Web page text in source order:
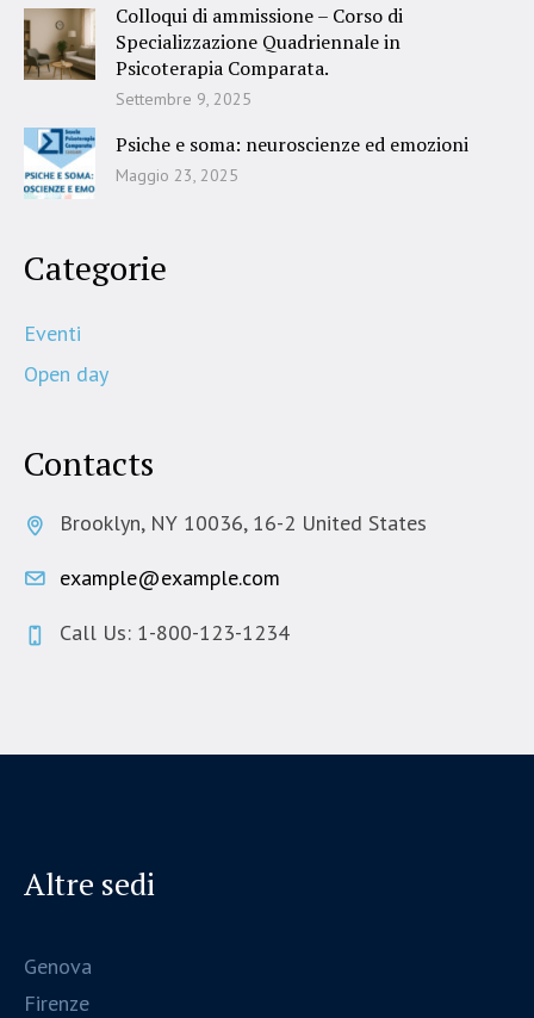
Colloqui di ammissione – Corso di
Specializzazione Quadriennale in
Psicoterapia Comparata.
Settembre 9, 2025
Psiche e soma: neuroscienze ed emozioni
Maggio 23, 2025
Categorie
Eventi
Open day
Contacts
Brooklyn, NY 10036, 16-2 United States
example@example.com
Call Us: 1-800-123-1234
Altre sedi
Genova
Firenze